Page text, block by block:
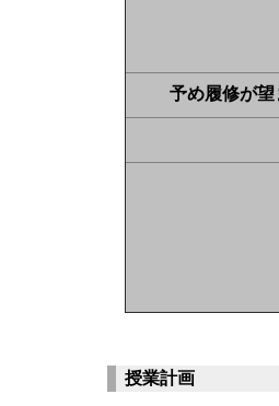
予め履修が望
授業計画